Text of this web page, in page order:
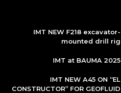
IMT NEW F218 excavator-
mounted drill rig
IMT at BAUMA 2025
IMT NEW A45 ON “EL
CONSTRUCTOR” FOR GEOFLUID